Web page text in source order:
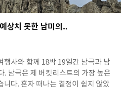
상치 못한 남미의..
은
다. 혼자 떠나는 결정이 쉽지 않았